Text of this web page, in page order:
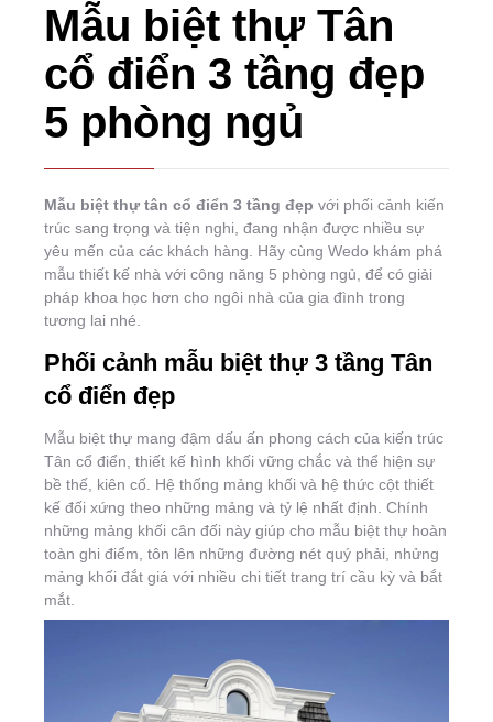
Mẫu biệt thự Tân
cổ điển 3 tầng đẹp
5 phòng ngủ
Mẫu biệt thự tân cổ điển 3 tầng đẹp với phối cảnh kiến
trúc sang trọng và tiện nghi, đang nhận được nhiều sự
yêu mến của các khách hàng. Hãy cùng Wedo khám phá
mẫu thiết kế nhà với công năng 5 phòng ngủ, để có giải
pháp khoa học hơn cho ngôi nhà của gia đình trong
tương lai nhé.
Phối cảnh mẫu biệt thự 3 tầng Tân
cổ điển đẹp
Mẫu biệt thự mang đậm dấu ấn phong cách của kiến trúc
Tân cổ điển, thiết kế hình khối vững chắc và thể hiện sự
bề thế, kiên cố. Hệ thống mảng khối và hệ thức cột thiết
kế đối xứng theo những mảng và tỷ lệ nhất định. Chính
những mảng khối cân đối này giúp cho mẫu biệt thự hoàn
toàn ghi điểm, tôn lên những đường nét quý phải, nhửng
mảng khối đắt giá với nhiều chi tiết trang trí cầu kỳ và bắt
mắt.